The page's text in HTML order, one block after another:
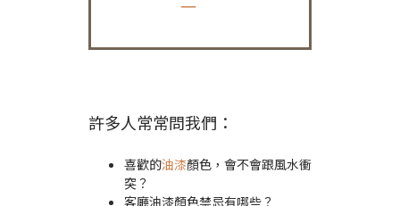
一
許多人常常問我們：
喜歡的油漆顏色，會不會跟風水衝
突？
客廳油漆顏色禁忌有哪些？